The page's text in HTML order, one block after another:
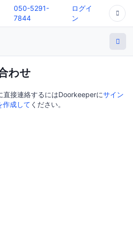
050-5291-
7844
ログイ
ン
わせ
直接連絡するにはDoorkeeperにサイン
作成して ください。